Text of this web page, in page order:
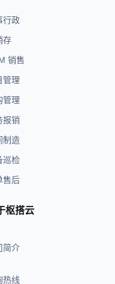
行政
存
销售
管理
管理
报销
制造
巡检
售后
枢搭云
简介
热线